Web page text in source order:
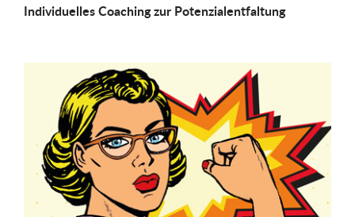
Individuelles Coaching zur Potenzialentfaltung